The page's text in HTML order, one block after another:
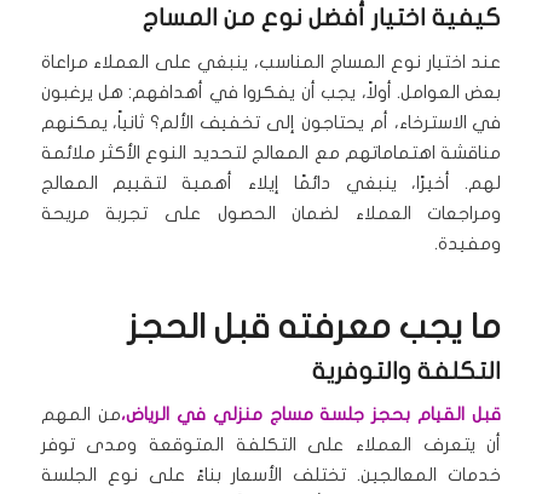
كيفية اختيار أفضل نوع من المساج
عند اختيار نوع المساج المناسب، ينبغي على العملاء مراعاة
بعض العوامل. أولاً، يجب أن يفكروا في أهدافهم: هل يرغبون
في الاسترخاء، أم يحتاجون إلى تخفيف الألم؟ ثانياً، يمكنهم
مناقشة اهتماماتهم مع المعالج لتحديد النوع الأكثر ملائمة
لهم. أخيرًا، ينبغي دائمًا إيلاء أهمية لتقييم المعالج
ومراجعات العملاء لضمان الحصول على تجربة مريحة
ومفيدة.
ما يجب معرفته قبل الحجز
التكلفة والتوفرية
قبل القيام بحجز جلسة مساج منزلي في الرياض،من المهم
أن يتعرف العملاء على التكلفة المتوقعة ومدى توفر
خدمات المعالجين. تختلف الأسعار بناءً على نوع الجلسة